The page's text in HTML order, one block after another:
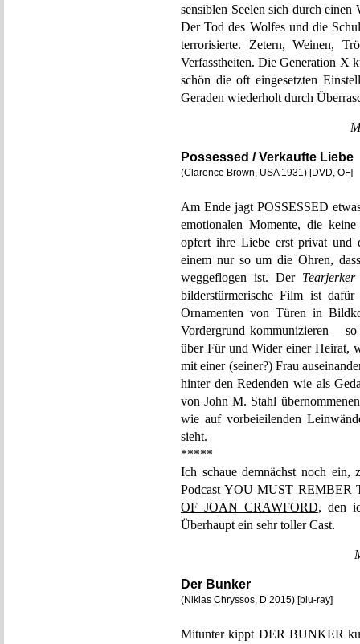
sensiblen Seelen sich durch
Der Tod des Wolfes und die
terrorisierte. Zetern, Weinen,
Verfasstheiten. Die Generation X
schön die oft eingesetzten
Geraden wiederholt durch
Possessed / Verkaufte Liebe
(Clarence Brown, USA 1931) [DVD, OF]
Am Ende jagt POSSESSED
emotionalen Momente, die
opfert ihre Liebe erst privat
einem nur so um die Ohren,
weggeflogen ist. Der Tearjerker
bilderstürmerische Film ist
Ornamenten von Türen in
Vordergrund kommunizieren –
über Für und Wider einer Heirat,
mit einer (seiner?) Frau
hinter den Redenden wie als
von John M. Stahl
wie auf vorbeieilenden
sieht.
*****
Ich schaue demnächst noch
Podcast YOU MUST REMBER
OF JOAN CRAWFORD, den
Überhaupt ein sehr toller Cast.
Der Bunker
(Nikias Chryssos, D 2015) [blu-ray]
Mitunter kippt DER BUNKER